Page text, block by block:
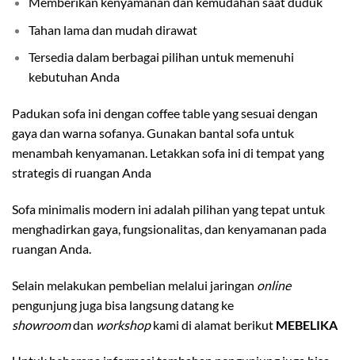
Tahan lama dan mudah dirawat
Tersedia dalam berbagai pilihan untuk memenuhi
kebutuhan Anda
Padukan sofa ini dengan coffee table yang sesuai dengan
gaya dan warna sofanya. Gunakan bantal sofa untuk
menambah kenyamanan. Letakkan sofa ini di tempat yang
strategis di ruangan Anda
Sofa minimalis modern ini adalah pilihan yang tepat untuk
menghadirkan gaya, fungsionalitas, dan kenyamanan pada
ruangan Anda.
Selain melakukan pembelian melalui jaringan online
pengunjung juga bisa langsung datang ke
showroomdan workshopkami di alamat berikut MEBELIKA